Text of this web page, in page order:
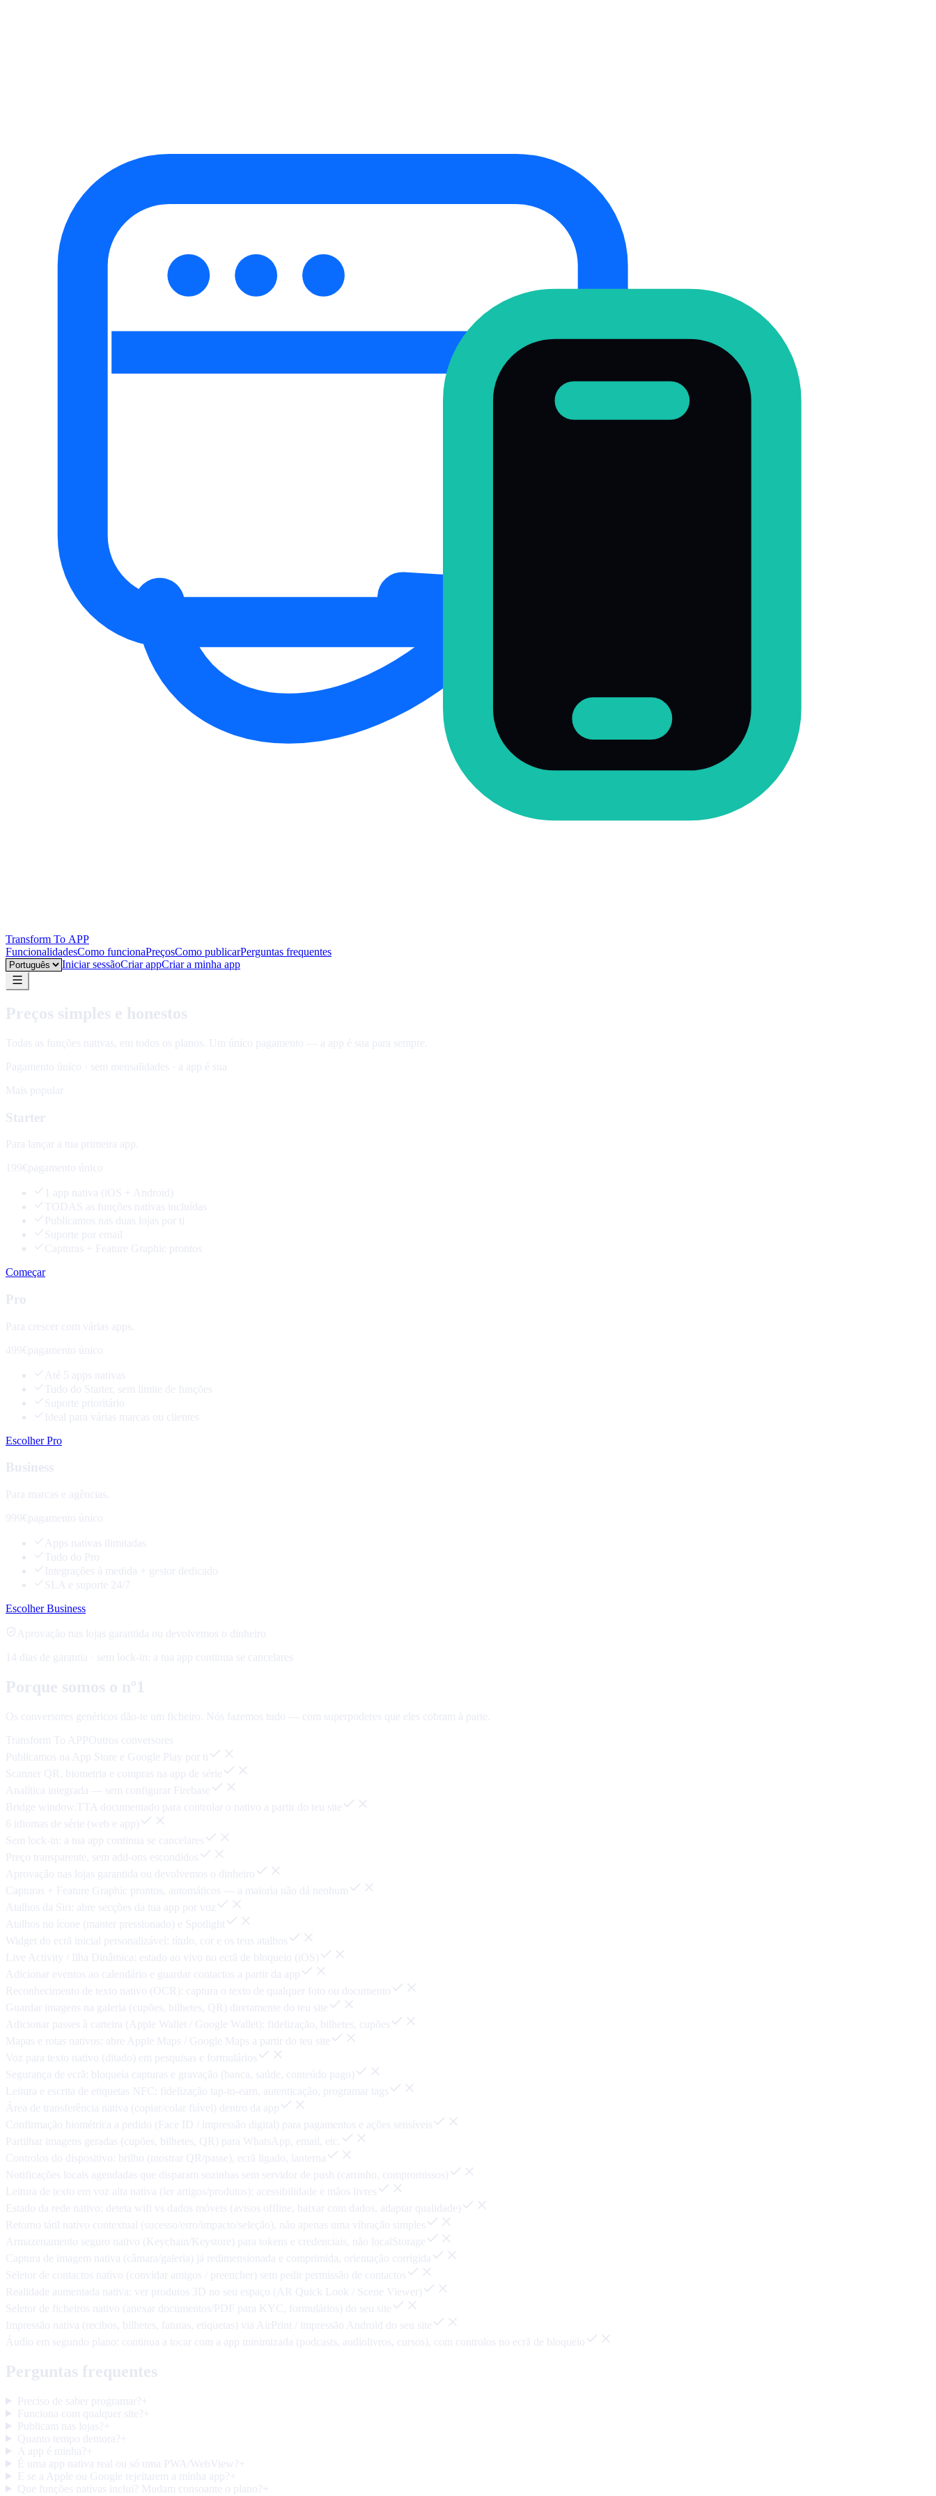
Transform To APP
FuncionalidadesComo funcionaPreçosComo publicarPerguntas frequentes
Language
Iniciar sessãoCriar appCriar a minha app
Preços simples e honestos
Todas as funções nativas, em todos os planos. Um único pagamento — a app é sua para sempre.
Pagamento único · sem mensalidades · a app é sua
Mais popular
Starter
Para lançar a tua primeira app.
199€
pagamento único
1 app nativa (iOS + Android)
TODAS as funções nativas incluídas
Publicamos nas duas lojas por ti
Suporte por email
Capturas + Feature Graphic prontos
Começar
Pro
Para crescer com várias apps.
499€
pagamento único
Até 5 apps nativas
Tudo do Starter, sem limite de funções
Suporte prioritário
Ideal para várias marcas ou clientes
Escolher Pro
Business
Para marcas e agências.
999€
pagamento único
Apps nativas ilimitadas
Tudo do Pro
Integrações à medida + gestor dedicado
SLA e suporte 24/7
Escolher Business
Aprovação nas lojas garantida ou devolvemos o dinheiro
14 dias de garantia · sem lock-in: a tua app continua se cancelares
Porque somos o nº1
Os conversores genéricos dão-te um ficheiro. Nós fazemos tudo — com superpoderes que eles cobram à parte.
Transform To APPOutros conversores
Publicamos na App Store e Google Play por ti
Scanner QR, biometria e compras na app de série
Analítica integrada — sem configurar Firebase
Bridge window.TTA documentado para controlar o nativo a partir do teu site
6 idiomas de série (web e app)
Sem lock-in: a tua app continua se cancelares
Preço transparente, sem add-ons escondidos
Aprovação nas lojas garantida ou devolvemos o dinheiro
Capturas + Feature Graphic prontos, automáticos — a maioria não dá nenhum
Atalhos da Siri: abre secções da tua app por voz
Atalhos no ícone (manter pressionado) e Spotlight
Widget do ecrã inicial personalizável: título, cor e os teus atalhos
Live Activity / Ilha Dinâmica: estado ao vivo no ecrã de bloqueio (iOS)
Adicionar eventos ao calendário e guardar contactos a partir da app
Reconhecimento de texto nativo (OCR): captura o texto de qualquer foto ou documento
Guardar imagens na galeria (cupões, bilhetes, QR) diretamente do teu site
Adicionar passes à carteira (Apple Wallet / Google Wallet): fidelização, bilhetes, cupões
Mapas e rotas nativos: abre Apple Maps / Google Maps a partir do teu site
Voz para texto nativo (ditado) em pesquisas e formulários
Segurança de ecrã: bloqueia capturas e gravação (banca, saúde, conteúdo pago)
Leitura e escrita de etiquetas NFC: fidelização tap-to-earn, autenticação, programar tags
Área de transferência nativa (copiar/colar fiável) dentro da app
Confirmação biométrica a pedido (Face ID / impressão digital) para pagamentos e ações sensíveis
Partilhar imagens geradas (cupões, bilhetes, QR) para WhatsApp, email, etc.
Controlos do dispositivo: brilho (mostrar QR/passe), ecrã ligado, lanterna
Notificações locais agendadas que disparam sozinhas sem servidor de push (carrinho, compromissos)
Leitura de texto em voz alta nativa (ler artigos/produtos): acessibilidade e mãos livres
Estado da rede nativo: deteta wifi vs dados móveis (avisos offline, baixar com dados, adaptar qualidade)
Retorno tátil nativo contextual (sucesso/erro/impacto/seleção), não apenas uma vibração simples
Armazenamento seguro nativo (Keychain/Keystore) para tokens e credenciais, não localStorage
Captura de imagem nativa (câmara/galeria) já redimensionada e comprimida, orientação corrigida
Seletor de contactos nativo (convidar amigos / preencher) sem pedir permissão de contactos
Realidade aumentada nativa: ver produtos 3D no seu espaço (AR Quick Look / Scene Viewer)
Seletor de ficheiros nativo (anexar documentos/PDF para KYC, formulários) do seu site
Impressão nativa (recibos, bilhetes, faturas, etiquetas) via AirPrint / impressão Android do seu site
Áudio em segundo plano: continua a tocar com a app minimizada (podcasts, audiolivros, cursos), com controlos no ecrã de bloqueio
Perguntas frequentes
Preciso de saber programar? +
Funciona com qualquer site? +
Publicam nas lojas? +
Quanto tempo demora? +
A app é minha? +
É uma app nativa real ou só uma PWA/WebView? +
E se a Apple ou Google rejeitarem a minha app? +
Que funções nativas inclui? Mudam consoante o plano? +